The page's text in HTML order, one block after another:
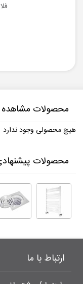
محصولات
هیچ محصولی وجود ندارد
محصولات
ارتباط با ما